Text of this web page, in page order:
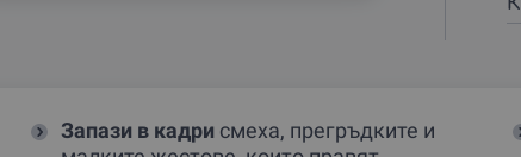
Запази в кадри смеха, прегръдките и